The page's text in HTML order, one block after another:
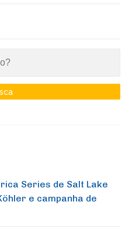
Series de Salt Lake
e campanha de